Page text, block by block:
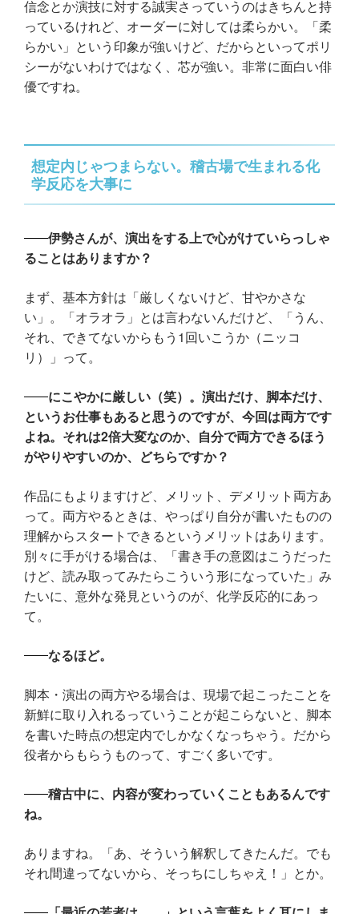
信念とか演技に対する誠実さっていうのはきちんと持
っているけれど、オーダーに対しては柔らかい。「柔
らかい」という印象が強いけど、だからといってポリ
シーがないわけではなく、芯が強い。非常に面白い俳
優ですね。
想定内じゃつまらない。稽古場で生まれる化
学反応を大事に
伊勢さんが、演出をする上で心がけていらっしゃ
ることはありますか？
まず、基本方針は「厳しくないけど、甘やかさな
い」。「オラオラ」とは言わないんだけど、「うん、
それ、できてないからもう1回いこうか（ニッコ
リ）」って。
にこやかに厳しい（笑）。演出だけ、脚本だけ、
というお仕事もあると思うのですが、今回は両方です
よね。それは2倍大変なのか、自分で両方できるほう
がやりやすいのか、どちらですか？
作品にもよりますけど、メリット、デメリット両方あ
って。両方やるときは、やっぱり自分が書いたものの
理解からスタートできるというメリットはあります。
別々に手がける場合は、「書き手の意図はこうだった
けど、読み取ってみたらこういう形になっていた」み
たいに、意外な発見というのが、化学反応的にあっ
て。
なるほど。
脚本・演出の両方やる場合は、現場で起こったことを
新鮮に取り入れるっていうことが起こらないと、脚本
を書いた時点の想定内でしかなくなっちゃう。だから
役者からもらうものって、すごく多いです。
稽古中に、内容が変わっていくこともあるんです
ね。
ありますね。「あ、そういう解釈してきたんだ。でも
それ間違ってないから、そっちにしちゃえ！」とか。